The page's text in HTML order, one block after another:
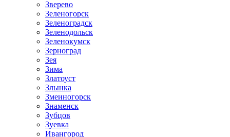
Зверево
Зеленогорск
Зеленоградск
Зеленодольск
Зеленокумск
Зерноград
Зея
Зима
Златоуст
Злынка
Змеиногорск
Знаменск
Зубцов
Зуевка
Ивангород